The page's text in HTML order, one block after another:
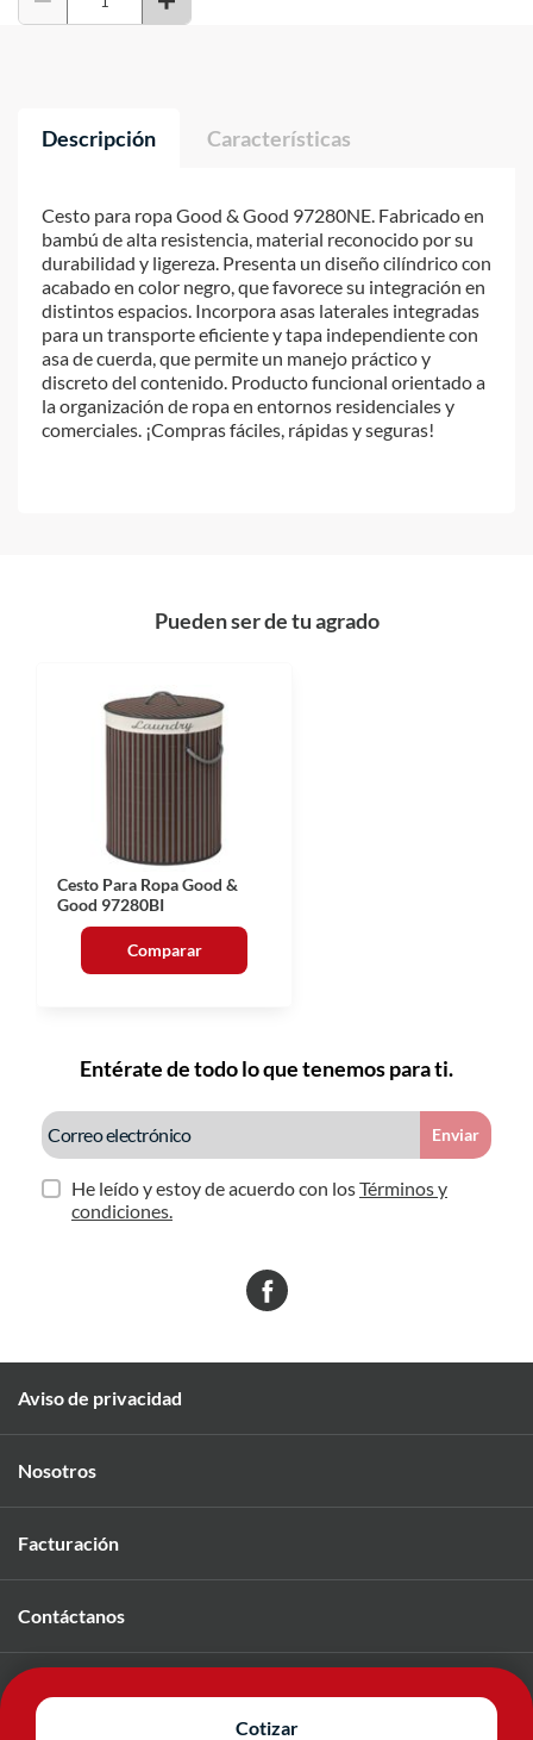
Cotizar
Descripción Características
Cesto para ropa Good & Good 97280NE. Fabricado en
bambú de alta resistencia, material reconocido por su
durabilidad y ligereza. Presenta un diseño cilíndrico con
acabado en color negro, que favorece su integración en
distintos espacios. Incorpora asas laterales integradas
para un transporte eficiente y tapa independiente con
asa de cuerda, que permite un manejo práctico y
discreto del contenido. Producto funcional orientado a
la organización de ropa en entornos residenciales y
comerciales. ¡Compras fáciles, rápidas y seguras!
Pueden ser de tu agrado
Cesto Para Ropa Good &
Good 97280BI
Comparar
Entérate de todo lo que tenemos para ti.
Enviar
He leído y estoy de acuerdo con losTérminos y
condiciones.
Aviso de privacidad
Nosotros
Facturación
Contáctanos